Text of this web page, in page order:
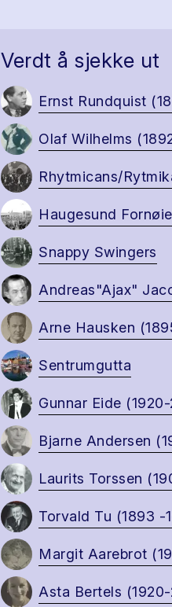
Verdt å sjekke ut
Ernst Rundquist
Olaf Wilhelms
Rhytmicans/
Haugesund
Snappy Swingers
Andreas"Ajax"
Arne Hausken
Sentrumgutta
Gunnar Eide (1920-
Bjarne Andersen
Laurits Torssen
Torvald Tu (1893 -
Margit Aarebrot
Asta Bertels (1920-